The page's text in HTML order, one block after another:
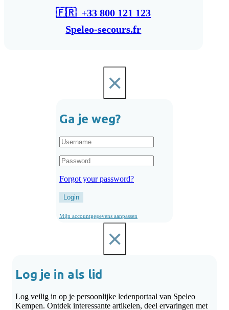
🇫🇷 +33 800 121 123
Speleo-secours.fr
×
Ga je weg?
Forgot your password?
Login
Mijn accountgegevens aanpassen
×
Log je in als lid
Log veilig in op je persoonlijke ledenportaal van Speleo
Kempen. Ontdek interessante artikelen, deel ervaringen met